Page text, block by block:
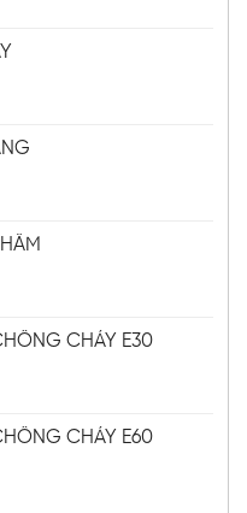
CHÁY E30
CHÁY E60